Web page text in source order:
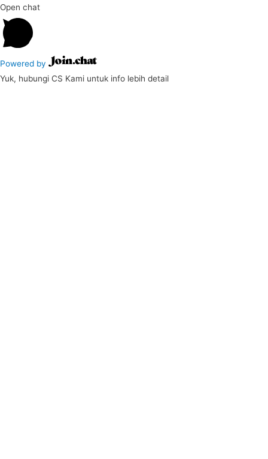
Open chat
Powered by
Yuk, hubungi CS Kami untuk info lebih detail